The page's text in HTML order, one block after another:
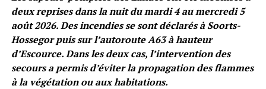
deux reprises dans la nuit du mardi 4 au mercredi 5
août 2026. Des incendies se sont déclarés à Soorts-
Hossegor puis sur l’autoroute A63 à hauteur
d’Escource. Dans les deux cas, l’intervention des
secours a permis d’éviter la propagation des flammes
à la végétation ou aux habitations.